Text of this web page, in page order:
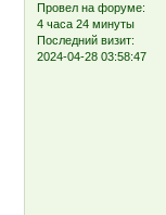
Провел на форуме:
4 часа 24 минуты
Последний визит:
2024-04-28 03:58:47